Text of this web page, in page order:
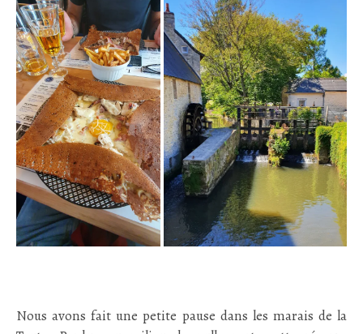
Nous avons fait une petite pause dans les marais de la